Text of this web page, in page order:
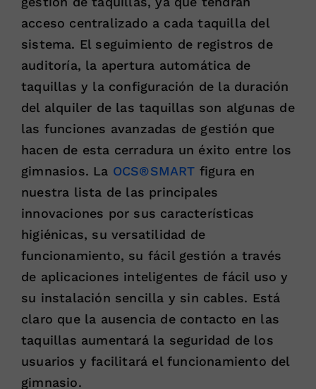
acceso centralizado a cada taquilla del
sistema. El seguimiento de registros de
auditoría, la apertura automática de
taquillas y la configuración de la duración
del alquiler de las taquillas son algunas de
las funciones avanzadas de gestión que
hacen de esta cerradura un éxito entre los
gimnasios. La OCS®SMART figura en
nuestra lista de las principales
innovaciones por sus características
higiénicas, su versatilidad de
funcionamiento, su fácil gestión a través
de aplicaciones inteligentes de fácil uso y
su instalación sencilla y sin cables. Está
claro que la ausencia de contacto en las
taquillas aumentará la seguridad de los
usuarios y facilitará el funcionamiento del
gimnasio.